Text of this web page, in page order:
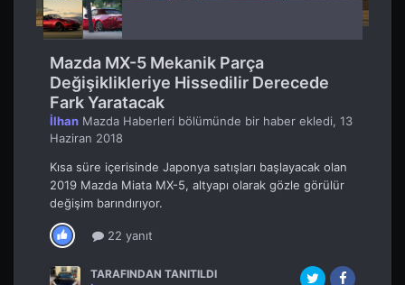
Mazda MX-5 Mekanik Parça
Değişiklikleriye Hissedilir Derecede
Fark Yaratacak
İlhan Mazda Haberleri bölümünde bir haber ekledi, 13
Haziran 2018
Kısa süre içerisinde Japonya satışları başlayacak olan
2019 Mazda Miata MX-5, altyapı olarak gözle görülür
değişim barındırıyor.
22 yanıt
TARAFINDAN TANITILDI